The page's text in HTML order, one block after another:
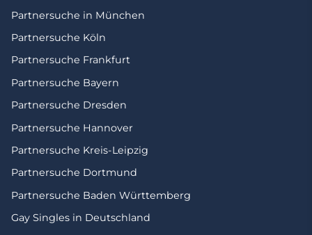
Partnersuche in München
Partnersuche Köln
Partnersuche Frankfurt
Partnersuche Bayern
Partnersuche Dresden
Partnersuche Hannover
Partnersuche Kreis-Leipzig
Partnersuche Dortmund
Partnersuche Baden Württemberg
Gay Singles in Deutschland